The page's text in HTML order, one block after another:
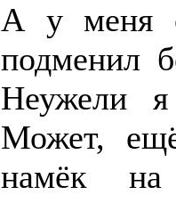
А у меня
подменил
Неужели я
Может,
намёк